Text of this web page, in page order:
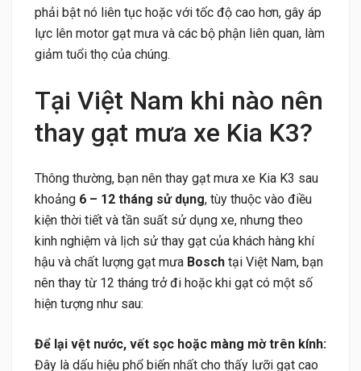
phải bật nó liên tục hoặc với tốc độ cao hơn, gây áp
lực lên motor gạt mưa và các bộ phận liên quan, làm
giảm tuổi thọ của chúng.
Tại Việt Nam khi nào nên
thay gạt mưa xe Kia K3?
Thông thường, bạn nên thay gạt mưa xe Kia K3 sau
khoảng 6 – 12 tháng sử dụng, tùy thuộc vào điều
kiện thời tiết và tần suất sử dụng xe, nhưng theo
kinh nghiệm và lịch sử thay gạt của khách hàng khí
hậu và chất lượng gạt mưa Bosch tại Việt Nam, bạn
nên thay từ 12 tháng trở đi hoặc khi gạt có một số
hiện tượng như sau:
Để lại vệt nước, vết sọc hoặc màng mờ trên kính:
Đây là dấu hiệu phổ biến nhất cho thấy lưỡi gạt cao